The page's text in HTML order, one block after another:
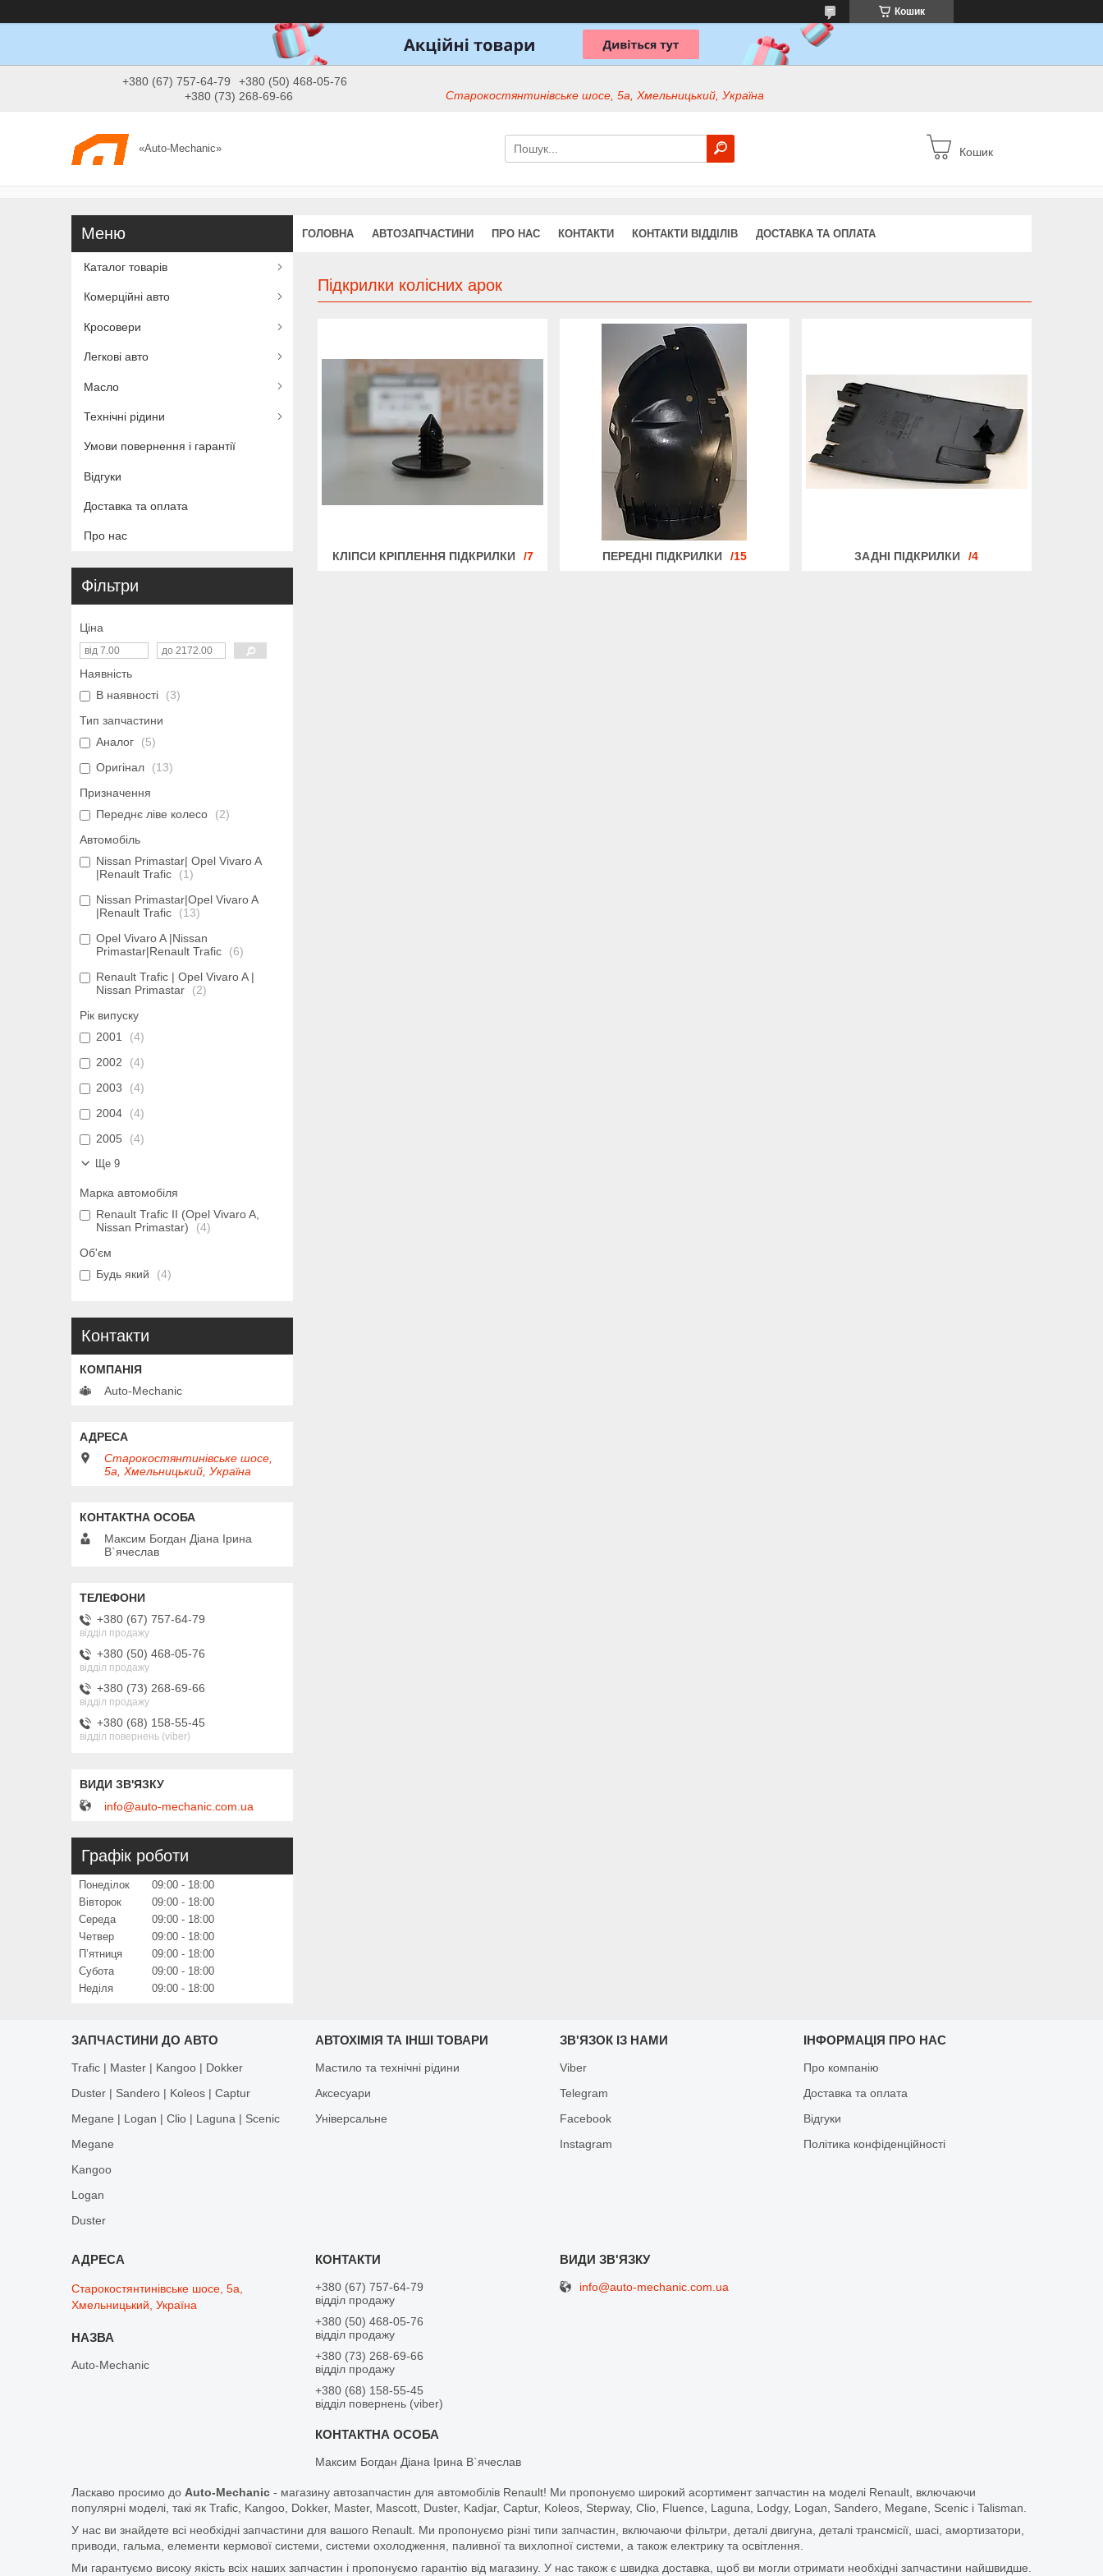
Кошик
+380 (67) 757-64-79
+380 (50) 468-05-76
+380 (73) 268-69-66
Старокостянтинівське шосе, 5а, Хмельницький, Україна
«Auto-Mechanic» Кошик
ГОЛОВНА АВТОЗАПЧАСТИНИ ПРО НАС КОНТАКТИ КОНТАКТИ ВІДДІЛІВ ДОСТАВКА ТА ОПЛАТА
Підкрилки колісних арок
КЛІПСИ КРІПЛЕННЯ ПІДКРИЛКИ 7 ПЕРЕДНІ ПІДКРИЛКИ 15 ЗАДНІ ПІДКРИЛКИ 4
Каталог товарів
Комерційні авто
Кросовери
Легкові авто
Масло
Технічні рідини
Умови повернення і гарантії
Відгуки
Доставка та оплата
Про нас
Фільтри
Ціна
Наявність
В наявності
3
Тип запчастини
Аналог
5
Оригінал
13
Призначення
Переднє ліве колесо
2
Автомобіль
Nissan Primastar| Opel Vivaro A
|Renault Trafic
1
Nissan Primastar|Opel Vivaro A
|Renault Trafic
13
Opel Vivaro A |Nissan
Primastar|Renault Trafic
6
Renault Trafic | Opel Vivaro A |
Nissan Primastar
2
Рік випуску
2001
4
2002
4
2003
4
2004
4
2005
4
Ще 9
Марка автомобіля
Renault Trafic II (Opel Vivaro A,
Nissan Primastar)
4
Об'єм
Будь який
4
Контакти
Auto-Mechanic
Старокостянтинівське шосе,
5а, Хмельницький, Україна
Максим Богдан Діана Ірина
В`ячеслав
+380 (67) 757-64-79
відділ продажу
+380 (50) 468-05-76
відділ продажу
+380 (73) 268-69-66
відділ продажу
+380 (68) 158-55-45
відділ повернень (viber)
info@auto-mechanic.com.ua
Графік роботи
Понеділок 09:00
18:00
Вівторок
09:00
18:00
Середа
09:00
18:00
Четвер
09:00
18:00
Пʼятниця
09:00
18:00
Субота
09:00
18:00
Неділя
09:00 18:00
ЗАПЧАСТИНИ ДО АВТО
Trafic | Master | Kangoo | Dokker
Duster | Sandero | Koleos | Captur
Megane | Logan | Clio | Laguna | Scenic
Megane
Kangoo
Logan
Duster
АВТОХІМІЯ ТА ІНШІ ТОВАРИ
Мастило та технічні рідини
Аксесуари
Універсальне
ЗВ'ЯЗОК ІЗ НАМИ
Viber
Telegram
Facebook
Іnstagram
ІНФОРМАЦІЯ ПРО НАС
Про компанію
Доставка та оплата
Відгуки
Політика конфіденційності
Старокостянтинівське шосе, 5а,
Хмельницький, Україна
Auto-Mechanic
+380 (67) 757-64-79
відділ продажу
+380 (50) 468-05-76
відділ продажу
+380 (73) 268-69-66
відділ продажу
+380 (68) 158-55-45
відділ повернень (viber)
Максим Богдан Діана Ірина В`ячеслав
info@auto-mechanic.com.ua
Ласкаво просимо до Auto-Mechanic - магазину автозапчастин для автомобілів Renault! Ми пропонуємо широкий асортимент запчастин на моделі Renault, включаючи
популярні моделі, такі як Trafic, Kangoo, Dokker, Master, Mascott, Duster, Kadjar, Captur, Koleos, Stepway, Clio, Fluence, Laguna, Lodgy, Logan, Sandero, Megane, Scenic і Talisman.
У нас ви знайдете всі необхідні запчастини для вашого Renault. Ми пропонуємо різні типи запчастин, включаючи фільтри, деталі двигуна, деталі трансмісії, шасі, амортизатори,
приводи, гальма, елементи кермової системи, системи охолодження, паливної та вихлопної системи, а також електрику та освітлення.
Ми гарантуємо високу якість всіх наших запчастин і пропонуємо гарантію від магазину. У нас також є швидка доставка, щоб ви могли отримати необхідні запчастини найшвидше.